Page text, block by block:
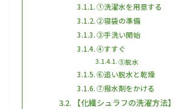
①洗濯水を用意する
②寝袋の準備
③手洗い開始
④すすぐ
⑤脱水
⑥追い脱水と乾燥
⑦撥水剤をかける
【化繊シュラフの洗濯方法】